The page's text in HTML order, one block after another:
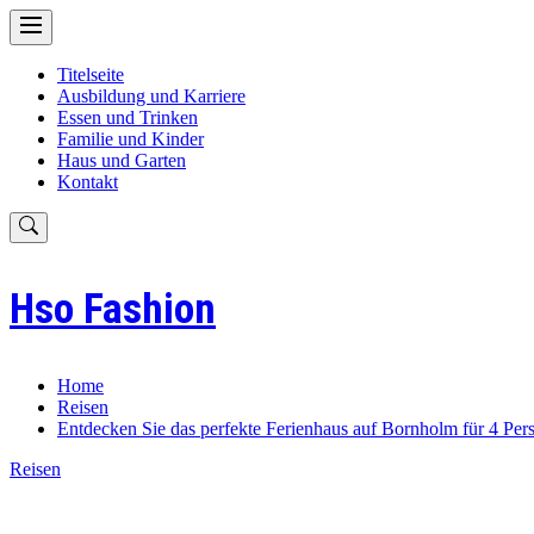
Skip
to
Titelseite
Ausbildung und Karriere
Essen und Trinken
Familie und Kinder
Haus und Garten
Kontakt
Hso Fashion
Home
Reisen
Entdecken Sie das perfekte Ferienhaus auf Bornholm für 4
Reisen